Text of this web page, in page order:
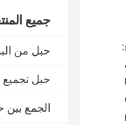
جميع
حبل من
حبل تجميع
الجمع بين